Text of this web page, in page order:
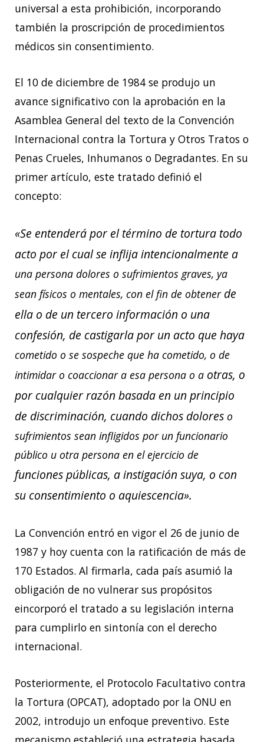
universal a esta prohibición, incorporando
también la proscripción de procedimientos
médicos sin consentimiento.
El 10 de diciembre de 1984 se produjo un
avance significativo con la aprobación en la
Asamblea General del texto de la Convención
Internacional contra la Tortura y Otros Tratos o
Penas Crueles, Inhumanos o Degradantes. En su
primer artículo, este tratado definió el
concepto:
«Se entenderá por el término de tortura todo
acto por el cual se inflija intencionalmente a
una persona dolores o sufrimientos graves, ya
sean físicos o mentales, con el fin de obtener de
ella o de un tercero información o una
confesión, de castigarla por un acto que haya
cometido o se sospeche que ha cometido, o de
intimidar o coaccionar a esa persona o a otras, o
por cualquier razón basada en un principio
de discriminación, cuando dichos dolores o
sufrimientos sean infligidos por un funcionario
público u otra persona en el ejercicio de
funciones públicas, a instigación suya, o con
su consentimiento o aquiescencia».
La Convención entró en vigor el 26 de junio de
1987 y hoy cuenta con la ratificación de más de
170 Estados. Al firmarla, cada país asumió la
obligación de no vulnerar sus propósitos
eincorporó el tratado a su legislación interna
para cumplirlo en sintonía con el derecho
internacional.
Posteriormente, el Protocolo Facultativo contra
la Tortura (OPCAT), adoptado por la ONU en
2002, introdujo un enfoque preventivo. Este